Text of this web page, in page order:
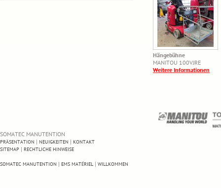
Hängebühne
MANITOU 100VJRE
Weitere Informationen
SOMATEC MANUTENTION
PRÄSENTATION | NEUIGKEITEN | KONTAKT
SITEMAP | RECHTLICHE HINWEISE
SOMATEC MANUTENTION | EMS MATÉRIEL | WILLKOMMEN